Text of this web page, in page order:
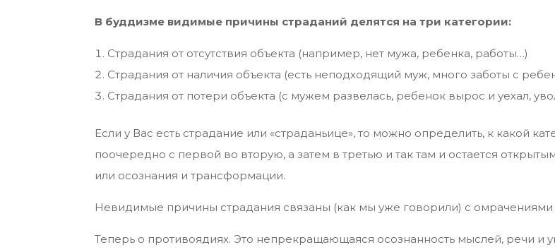
В буддизме видимые причины страданий делятся на три категории:
Страдания от отсутствия объекта (например, нет мужа, ребенка, работы…)
Страдания от наличия объекта (есть неподходящий муж, много заботы с
Страдания от потери объекта (с мужем развелась, ребенок вырос и уехал,
Если у Вас есть страдание или «страданьице», то можно определить, к какой
поочередно с первой во вторую, а затем в третью и так там и остается
или осознания и трансформации.
Невидимые причины страдания связаны (как мы уже говорили) с омрачениями
Теперь о противоядиях. Это непрекращающаяся осознанность мыслей, речи и